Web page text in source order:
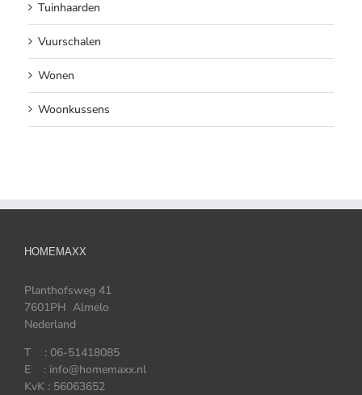
Tuinhaarden
Vuurschalen
Wonen
Woonkussens
HOMEMAXX
Planthofsweg 41
7601PH Almelo
Nederland
T : 06-51418085
E : info@homemaxx.nl
KvK : 56063652